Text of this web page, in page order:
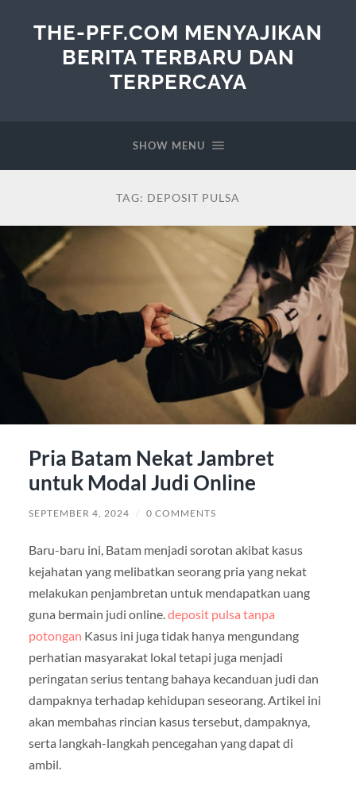
THE-PFF.COM MENYAJIKAN
BERITA TERBARU DAN
TERPERCAYA
SHOW MENU
TAG: DEPOSIT PULSA
Pria Batam Nekat Jambret
untuk Modal Judi Online
SEPTEMBER 4, 2024 / 0 COMMENTS
Baru-baru ini, Batam menjadi sorotan akibat kasus
kejahatan yang melibatkan seorang pria yang nekat
melakukan penjambretan untuk mendapatkan uang
guna bermain judi online.deposit pulsa tanpa
potongan Kasus ini juga tidak hanya mengundang
perhatian masyarakat lokal tetapi juga menjadi
peringatan serius tentang bahaya kecanduan judi dan
dampaknya terhadap kehidupan seseorang. Artikel ini
akan membahas rincian kasus tersebut, dampaknya,
serta langkah-langkah pencegahan yang dapat di
ambil.